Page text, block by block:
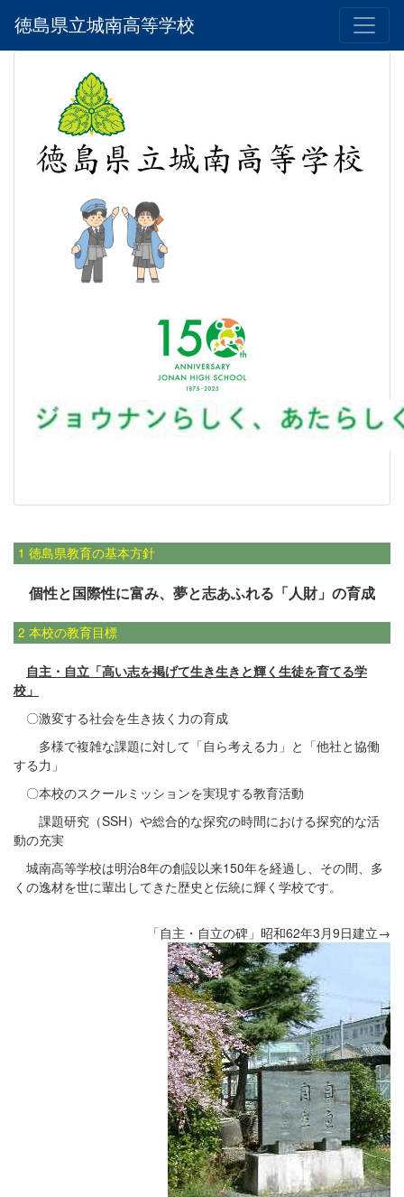
徳島県立城南高等学校
1 徳島県教育の基本方針
個性と国際性に富み、夢と志あふれる「人財」の育成
2 本校の教育目標
自主・自立「高い志を掲げて生き生きと輝く生徒を育てる学
校」
〇激変する社会を生き抜く力の育成
多様で複雑な課題に対して「自ら考える力」と「他社と協働
する力」
〇本校のスクールミッションを実現する教育活動
課題研究（SSH）や総合的な探究の時間における探究的な活
動の充実
城南高等学校は明治8年の創設以来150年を経過し、その間、多
くの逸材を世に輩出してきた歴史と伝統に輝く学校です。
「自主・自立の碑」昭和62年3月9日建立→